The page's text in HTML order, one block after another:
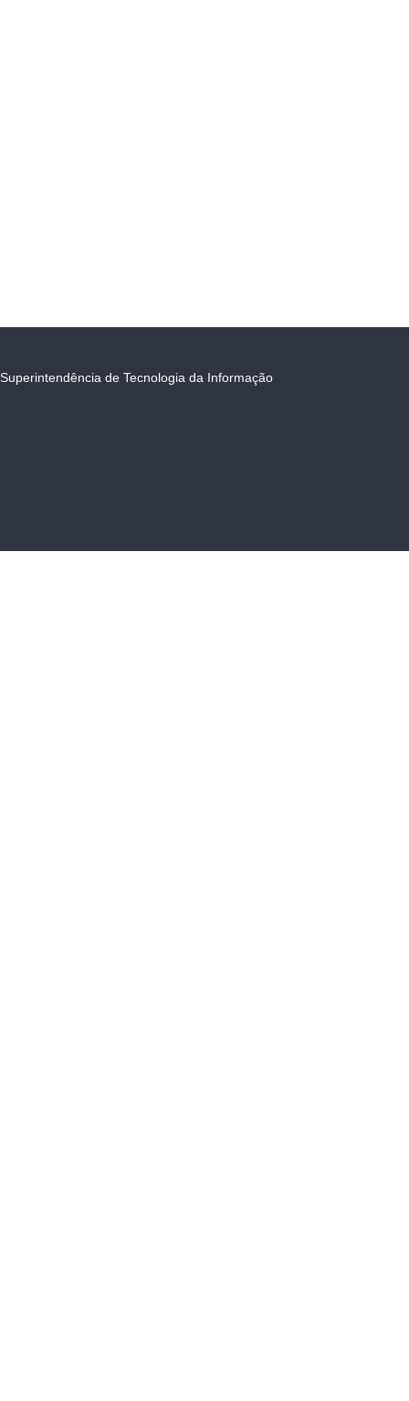
Superintendência de Tecnologia da Informação